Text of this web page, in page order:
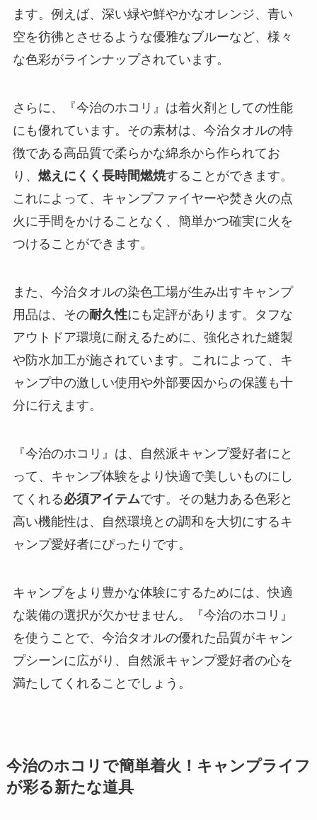
ます。例えば、深い緑や鮮やかなオレンジ、青い
空を彷彿とさせるような優雅なブルーなど、様々
な色彩がラインナップされています。
さらに、『今治のホコリ』は着火剤としての性能
にも優れています。その素材は、今治タオルの特
徴である高品質で柔らかな綿糸から作られてお
り、 燃えにくく長時間燃焼することができます。
これによって、キャンプファイヤーや焚き火の点
火に手間をかけることなく、簡単かつ確実に火を
つけることができます。
また、今治タオルの染色工場が生み出すキャンプ
用品は、その耐久性にも定評があります。タフな
アウトドア環境に耐えるために、強化された縫製
や防水加工が施されています。これによって、キ
ャンプ中の激しい使用や外部要因からの保護も十
分に行えます。
『今治のホコリ』は、自然派キャンプ愛好者にと
って、キャンプ体験をより快適で美しいものにし
てくれる必須アイテムです。その魅力ある色彩と
高い機能性は、自然環境との調和を大切にするキ
ャンプ愛好者にぴったりです。
キャンプをより豊かな体験にするためには、快適
な装備の選択が欠かせません。『今治のホコリ』
を使うことで、今治タオルの優れた品質がキャン
プシーンに広がり、自然派キャンプ愛好者の心を
満たしてくれることでしょう。
今治のホコリで簡単着火！キャンプライフ
が彩る新たな道具